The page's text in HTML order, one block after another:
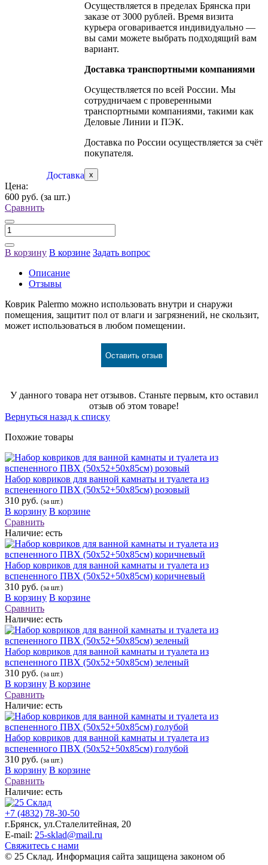
Доставка
Осуществляется в пределах Брянска при
заказе от 3000 рублей. Время визита
курьера оговаривается индивидуально —
вы сами можете выбрать подходящий вам
вариант.
Доставка транспортными компаниями
Осуществляется по всей России. Мы
сотрудничаем с проверенными
транспортными компаниями, такими как
Деловые Линии и ПЭК.
Доставка по России осуществляется за счёт
покупателя.
x
Цена:
600 руб. (за шт.)
Сравнить
В корзину В корзине Задать вопрос
Описание
Отзывы
Коврик Palermo можно использовать внутри и снаружи
помещения, защитит пол от влаги и загрязнений, не скользит,
может использоваться в любом помещении.
Оставить отзыв
У данного товара нет отзывов. Станьте первым, кто оставил
отзыв об этом товаре!
Вернуться назад к списку
Похожие товары
Набор ковриков для ванной камнаты и туалета из
вспененного ПВХ (50х52+50х85см) розовый
310 руб. (за шт.)
В корзину В корзине
Сравнить
Наличие: есть
Набор ковриков для ванной камнаты и туалета из
вспененного ПВХ (50х52+50х85см) коричневый
310 руб. (за шт.)
В корзину В корзине
Сравнить
Наличие: есть
Набор ковриков для ванной камнаты и туалета из
вспененного ПВХ (50х52+50х85см) зеленый
310 руб. (за шт.)
В корзину В корзине
Сравнить
Наличие: есть
Набор ковриков для ванной камнаты и туалета из
вспененного ПВХ (50х52+50х85см) голубой
310 руб. (за шт.)
В корзину В корзине
Сравнить
Наличие: есть
+7 (4832) 78-30-50
г.Брянск, ул.Сталелитейная, 20
E-mail: 25-sklad@mail.ru
Свяжитесь с нами
© 25 Склад. Информация сайта защищена законом об